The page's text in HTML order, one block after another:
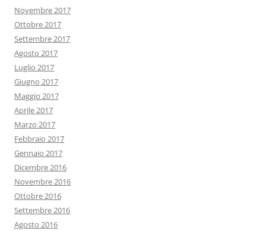
Novembre 2017
Ottobre 2017
Settembre 2017
Agosto 2017
Luglio 2017
Giugno 2017
Maggio 2017
Aprile 2017
Marzo 2017
Febbraio 2017
Gennaio 2017
Dicembre 2016
Novembre 2016
Ottobre 2016
Settembre 2016
Agosto 2016